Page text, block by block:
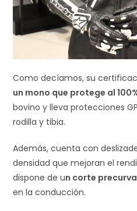
Como decíamos, su
un mono que protege al
bovino y lleva protecciones
rodilla y tibia.
Además, cuenta con
densidad que mejoran el
dispone de un corte
en la conducción.